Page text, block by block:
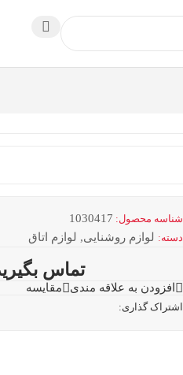
شناسه محصول: 1030417
دسته: لوازم روشنایی, لوازم اتاق
تماس
افزودن به علاقه مندی مقایسه
اشتراک گذاری: